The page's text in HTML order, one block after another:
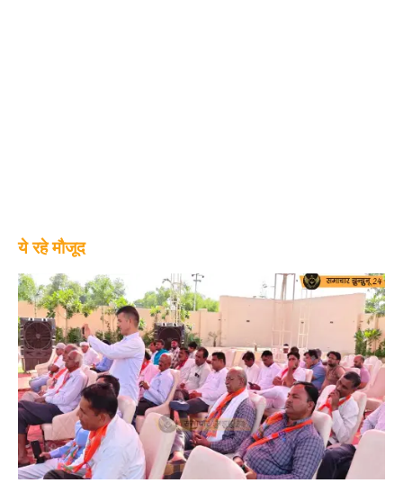
ये रहे मौजूद